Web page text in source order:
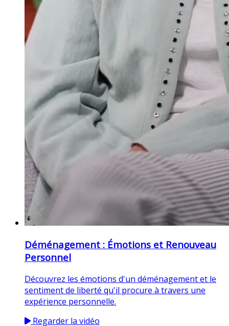
Déménagement : Émotions et Renouveau
Personnel
Découvrez les émotions d'un déménagement et le
sentiment de liberté qu'il procure à travers une
expérience personnelle.
Regarder la vidéo